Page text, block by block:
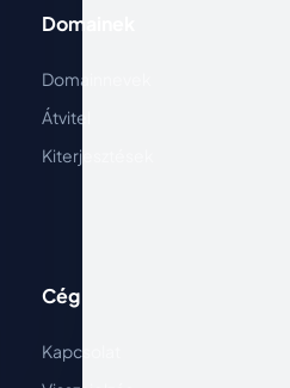
Domainek
Domainnevek
Átvitel
Kiterjesztések
Cég
Kapcsolat